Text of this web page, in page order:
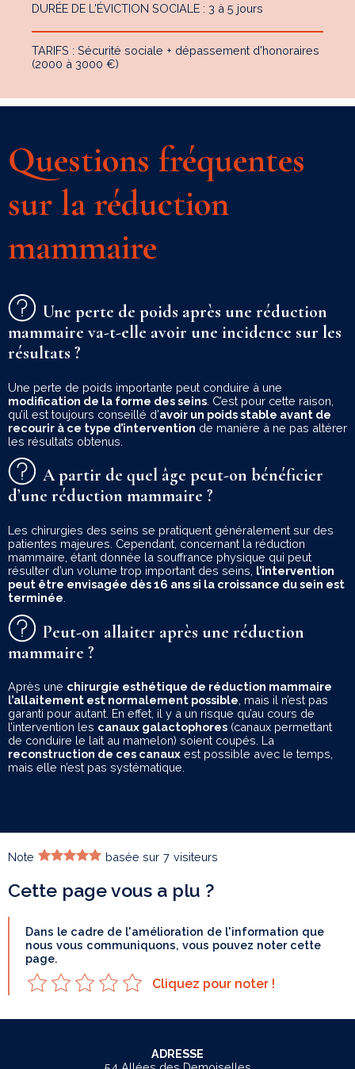
DURÉE DE L'ÉVICTION SOCIALE : 3 à 5 jours
TARIFS : Sécurité sociale + dépassement d'honoraires
(2000 à 3000 €)
Questions fréquentes
sur la réduction
mammaire
Une perte de poids après une réduction
mammaire va-t-elle avoir une incidence sur les
résultats ?
Une perte de poids importante peut conduire à une
modification de la forme des seins . C’est pour cette raison,
qu’il est toujours conseillé d’avoir un poids stable avant de
recourir à ce type d’intervention de manière à ne pas altérer
les résultats obtenus.
A partir de quel âge peut-on bénéficier
d’une réduction mammaire ?
Les chirurgies des seins se pratiquent généralement sur des
patientes majeures. Cependant, concernant la réduction
mammaire, étant donnée la souffrance physique qui peut
résulter d’un volume trop important des seins, l’intervention
peut être envisagée dès 16 ans si la croissance du sein est
terminée
Peut-on allaiter après une réduction
mammaire ?
Après une chirurgie esthétique de réduction mammaire
l’allaitement est normalement possible , mais il n’est pas
garanti pour autant. En effet, il y a un risque qu’au cours de
l’intervention les canaux galactophores (canaux permettant
de conduire le lait au mamelon) soient coupés. La
reconstruction de ces canaux est possible avec le temps,
mais elle n’est pas systématique.
Note basée sur 7 visiteurs
Cette page vous a plu ?
Dans le cadre de l'amélioration de l'information que
nous vous communiquons, vous pouvez noter cette
page.
Cliquez pour noter !
ADRESSE